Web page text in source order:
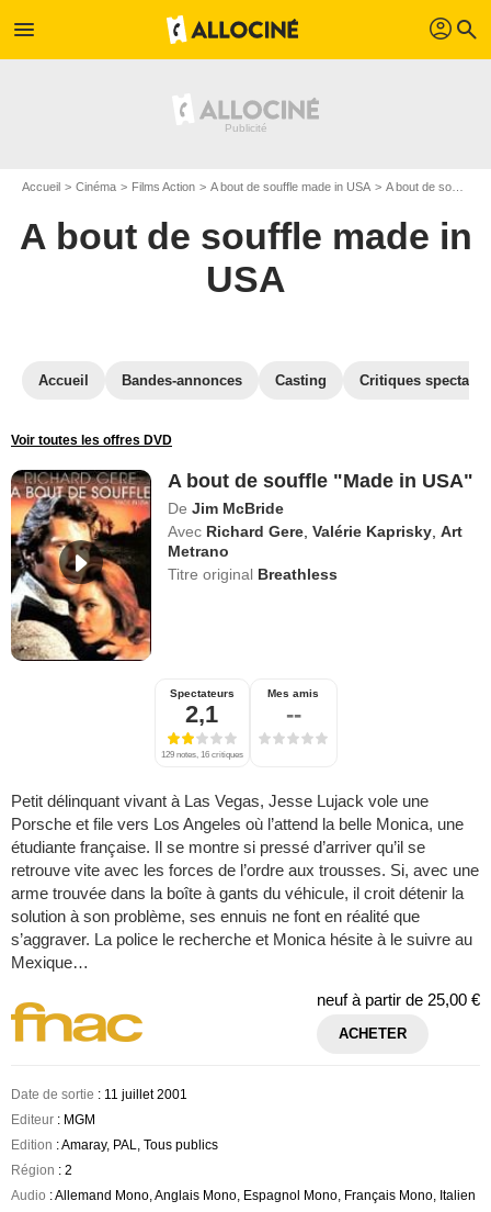
menu profil search
Accueil Cinéma Films Action A bout de souffle made in USA A bout de souffle made in USA en DVD
A bout de souffle made in
USA
Accueil Bandes-annonces Casting Critiques
Voir toutes les offres DVD
A bout de souffle "Made in USA"
De Jim McBride
Avec Richard Gere ,Valérie Kaprisky ,Art
Metrano
Titre original Breathless
Spectateurs
2,1
129 notes, 16 critiques
Mes amis
--
Petit délinquant vivant à Las Vegas, Jesse Lujack vole une
Porsche et file vers Los Angeles où l’attend la belle Monica, une
étudiante française. Il se montre si pressé d’arriver qu’il se
retrouve vite avec les forces de l’ordre aux trousses. Si, avec une
arme trouvée dans la boîte à gants du véhicule, il croit détenir la
solution à son problème, ses ennuis ne font en réalité que
s’aggraver. La police le recherche et Monica hésite à le suivre au
Mexique…
neuf à partir de 25,00 €
ACHETER
Date de sortie : 11 juillet 2001
Editeur : MGM
Edition : Amaray, PAL, Tous publics
Région : 2
Audio : Allemand Mono, Anglais Mono, Espagnol Mono, Français Mono, Italien